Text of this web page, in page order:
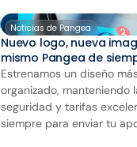
Noticias de Pangea
Nuevo logo, nueva
mismo Pangea de
Estrenamos un diseño
organizado, manteniendo
seguridad y tarifas
siempre para enviar tu